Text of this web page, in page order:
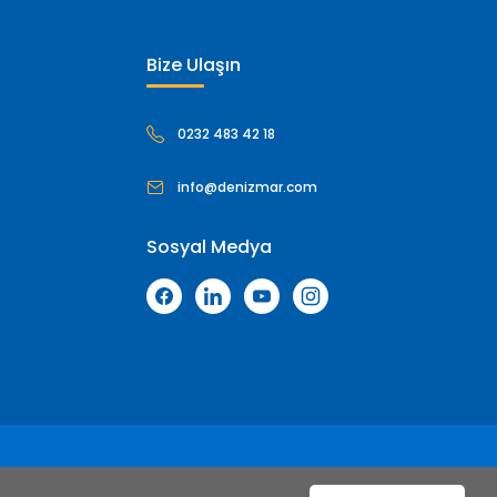
Bize Ulaşın
0232 483 42 18
info@denizmar.com
Sosyal Medya